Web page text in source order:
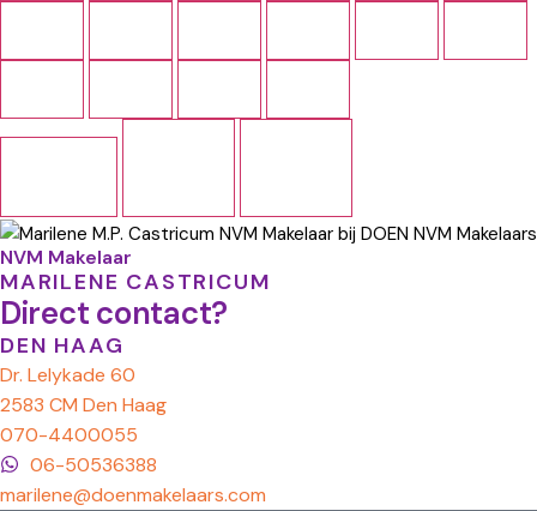
NVM Makelaar
MARILENE CASTRICUM
Direct contact?
DEN HAAG
Dr. Lelykade 60
2583 CM Den Haag
070-4400055
06-50536388
marilene@doenmakelaars.com